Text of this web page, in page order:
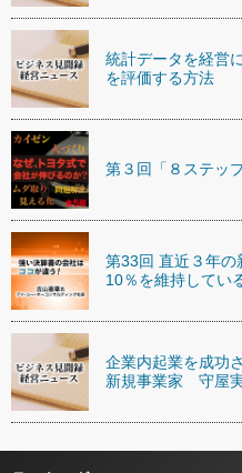
統計データを経営
を評価する方法
第３回「８ステッ
第33回 直近３年の
10％を維持してい
企業内起業を成功
新規事業家 守屋